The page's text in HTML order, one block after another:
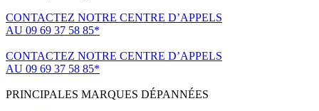
CONTACTEZ NOTRE CENTRE D’APPELS
AU 09 69 37 58 85*
CONTACTEZ NOTRE CENTRE D’APPELS
AU 09 69 37 58 85*
PRINCIPALES MARQUES DÉPANNÉES